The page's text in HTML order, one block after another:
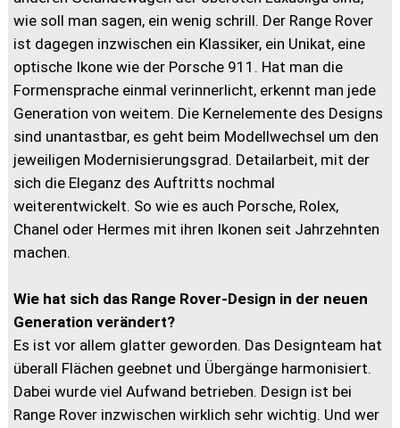
wie soll man sagen, ein wenig schrill. Der Range Rover
ist dagegen inzwischen ein Klassiker, ein Unikat, eine
optische Ikone wie der Porsche 911. Hat man die
Formensprache einmal verinnerlicht, erkennt man jede
Generation von weitem. Die Kernelemente des Designs
sind unantastbar, es geht beim Modellwechsel um den
jeweiligen Modernisierungsgrad. Detailarbeit, mit der
sich die Eleganz des Auftritts nochmal
weiterentwickelt. So wie es auch Porsche, Rolex,
Chanel oder Hermes mit ihren Ikonen seit Jahrzehnten
machen.
Wie hat sich das Range Rover-Design in der neuen
Generation verändert?
Es ist vor allem glatter geworden. Das Designteam hat
überall Flächen geebnet und Übergänge harmonisiert.
Dabei wurde viel Aufwand betrieben. Design ist bei
Range Rover inzwischen wirklich sehr wichtig. Und wer